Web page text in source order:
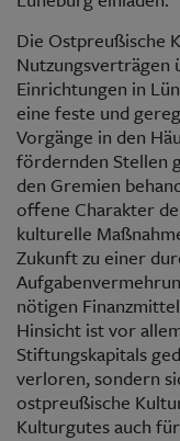
Die Ostpreußische
Nutzungsverträgen
Einrichtungen in
eine feste und
Vorgänge in den
fördernden Stellen
den Gremien
offene Charakter
kulturelle
Zukunft zu einer
nötigen
Hinsicht ist vor
Stiftungskapitals
verloren, sondern
ostpreußische
Kulturgutes auch